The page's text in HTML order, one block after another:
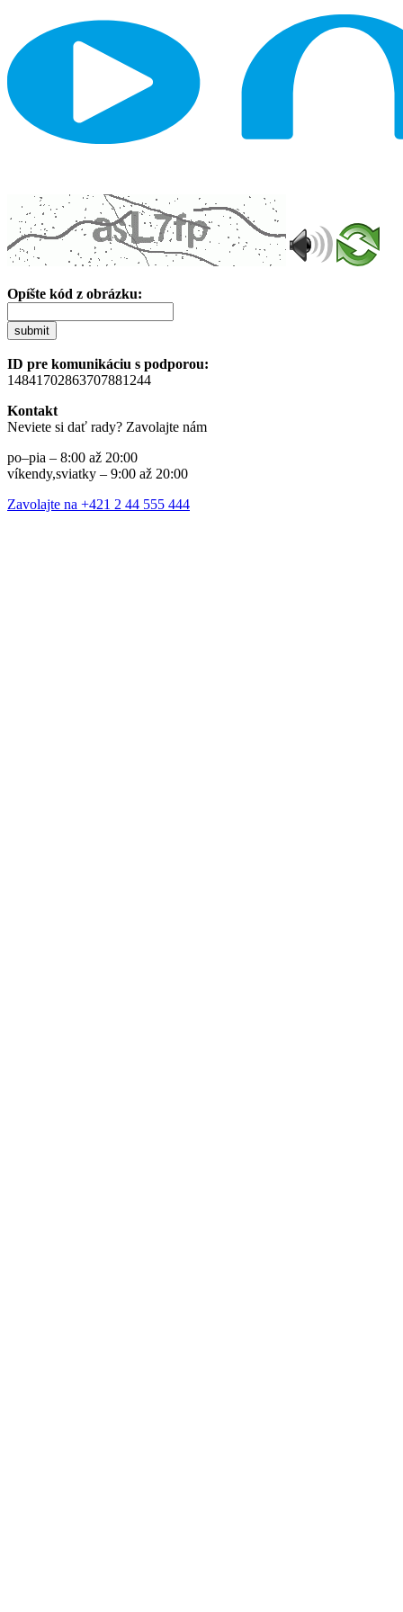
Opíšte kód z obrázku:
submit
ID pre komunikáciu s podporou:
14841702863707881244
Kontakt
Neviete si dať rady? Zavolajte nám
po–pia – 8:00 až 20:00
víkendy,sviatky – 9:00 až 20:00
Zavolajte na +421 2 44 555 444